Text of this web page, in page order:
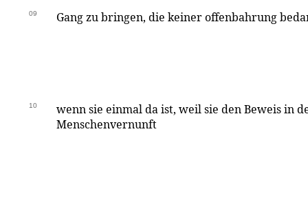
09 Gang zu bringen, die keiner offenbahrung
10
wenn sie einmal da ist, weil sie den Beweis in
Menschenvernunft